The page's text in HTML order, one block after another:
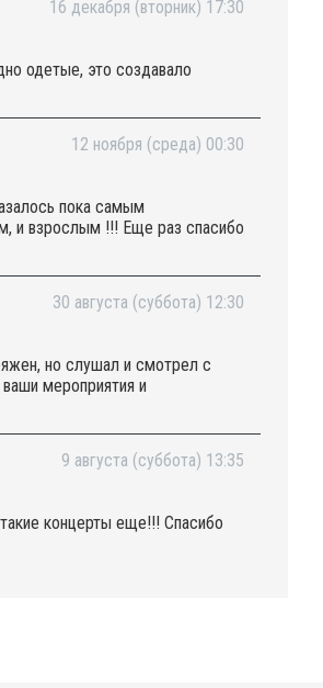
16 декабря (вторник) 17:30
одетые, это создавало
12 ноября (среда) 00:30
пока самым
и взрослым !!! Еще раз спасибо
30 августа (суббота) 12:30
но слушал и смотрел с
мероприятия и
9 августа (суббота) 13:35
концерты еще!!! Спасибо